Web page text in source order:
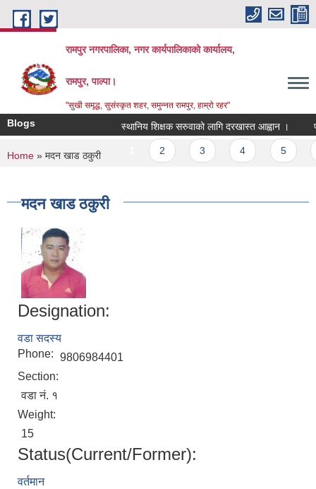
Skip to main content
रामपुर नगरपालिका, नगर कार्यपालिकाको कार्यालय,
रामपुर, पाल्पा।
"सुखी समृद्ध, सुसंस्कृत शहर, समुन्नत रामपुर, हाम्रो रहर"
Blogs स्थानिय शिक्षक सरुवाको लागि दरखास्त आह्वान ।
Pages
You are here
Home » मदन खाड ठकुरी
मदन खाड ठकुरी
Designation:
वडा सदस्य
Phone: 9806984401
Section:
वडा नं. १
Weight:
15
Status(Current/Former):
वर्तमान